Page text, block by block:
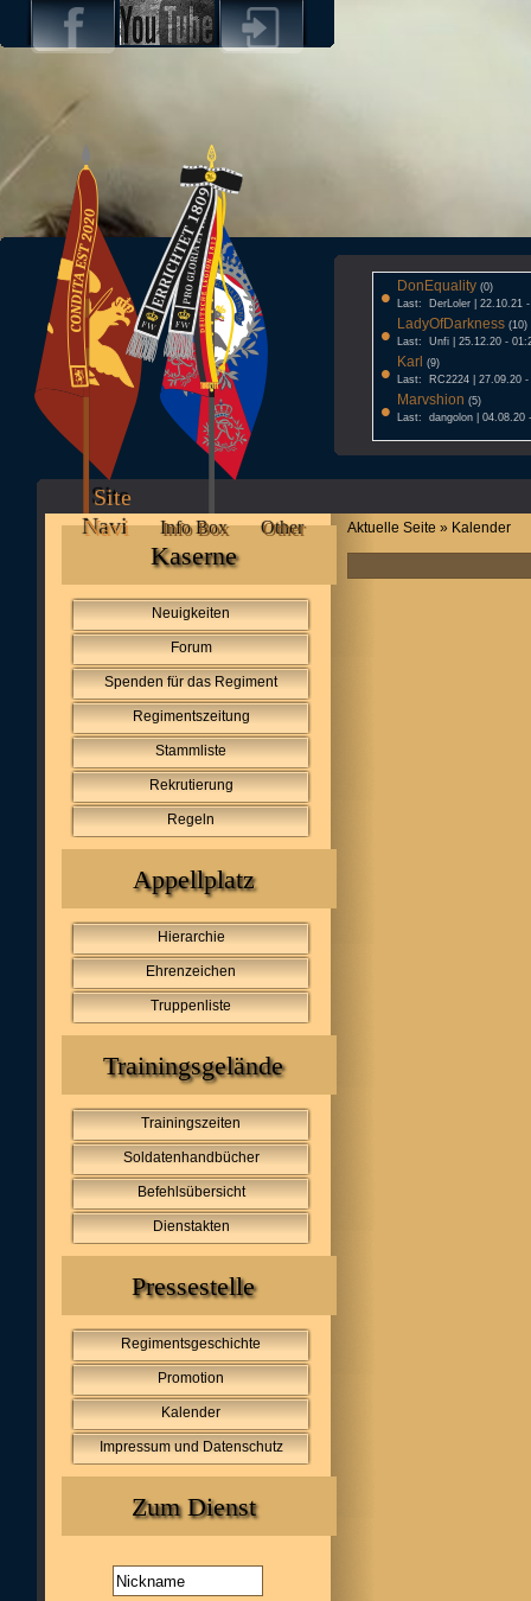
• DonEquality (0)
Last: DerLoler | 22.10.21
• LadyOfDarkness (10)
Last: Unfi | 25.12.20 -
• Karl (9)
Last: RC2224 | 27.09.20 -
• Marvshion (5)
Last: dangolon | 04.08.20
Site
Navi
Info Box Other
Kaserne
Neuigkeiten
Forum
Spenden für das Regiment
Regimentszeitung
Stammliste
Rekrutierung
Regeln
Appellplatz
Hierarchie
Ehrenzeichen
Truppenliste
Trainingsgelände
Trainingszeiten
Soldatenhandbücher
Befehlsübersicht
Dienstakten
Pressestelle
Regimentsgeschichte
Promotion
Kalender
Impressum und Datenschutz
Zum Dienst
Aktuelle Seite » Kalender